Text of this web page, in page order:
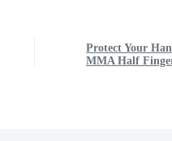
Protect Your
MMA Half